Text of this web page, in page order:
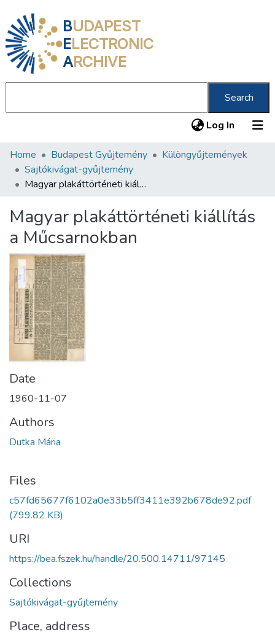
BUDAPEST
ELECTRONIC
ARCHIVE
Search
Log In (current)
Communities & Collections
All of DSpace
About us
Home Budapest Gyűjtemény
Különgyűjtemények
Sajtókivágat-gyűjtemény
Magyar plakáttörténeti kiállítás a Műcsarnokban
Magyar plakáttörténeti kiállítás
a Műcsarnokban
Date
1960-11-07
Authors
Dutka Mária
Files
c57fd65677f6102a0e33b5ff3411e392b678de92.pdf
(799.82 KB)
URI
https://bea.fszek.hu/handle/20.500.14711/97145
Collections
Sajtókivágat-gyűjtemény
Place, address